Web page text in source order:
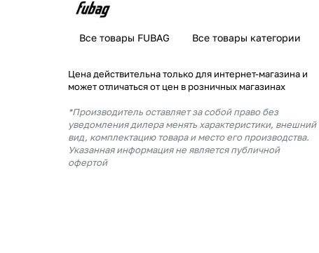
Все товары FUBAG Все товары категории
Цена действительна только для интернет-магазина и
может отличаться от цен в розничных магазинах
*Производитель оставляет за собой право без
уведомления дилера менять характеристики, внешний
вид, комплектацию товара и место его производства.
Указанная информация не является публичной
офертой